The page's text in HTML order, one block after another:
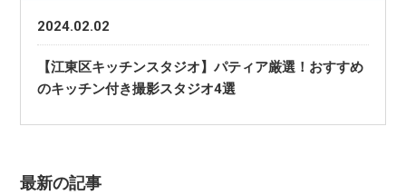
2024.02.02
【江東区キッチンスタジオ】パティア厳選！おすすめ
のキッチン付き撮影スタジオ4選
最新の記事